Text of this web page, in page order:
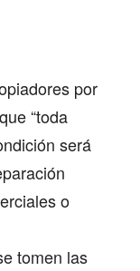
por
“toda
será
o
tomen las